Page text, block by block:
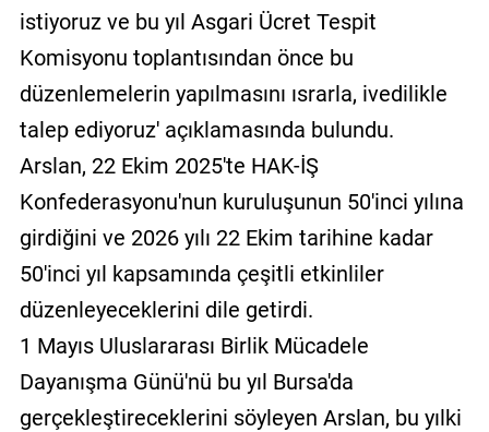
istiyoruz ve bu yıl Asgari Ücret Tespit
Komisyonu toplantısından önce bu
düzenlemelerin yapılmasını ısrarla, ivedilikle
talep ediyoruz' açıklamasında bulundu.
Arslan, 22 Ekim 2025'te HAK-İŞ
Konfederasyonu'nun kuruluşunun 50'inci yılına
girdiğini ve 2026 yılı 22 Ekim tarihine kadar
50'inci yıl kapsamında çeşitli etkinliler
düzenleyeceklerini dile getirdi.
1 Mayıs Uluslararası Birlik Mücadele
Dayanışma Günü'nü bu yıl Bursa'da
gerçekleştireceklerini söyleyen Arslan, bu yılki